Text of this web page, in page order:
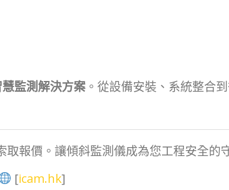
監測解決方案 。從設備安裝、系統整合
報價。讓傾斜監測儀成為您工程安全的
[icam.hk]